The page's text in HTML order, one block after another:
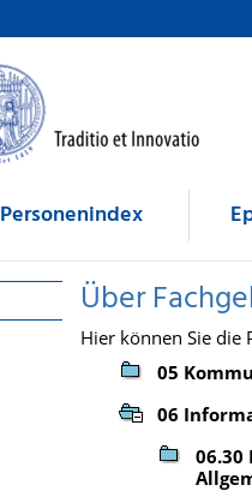
Personenindex
Über
Hier können Sie die
05
06
06.30